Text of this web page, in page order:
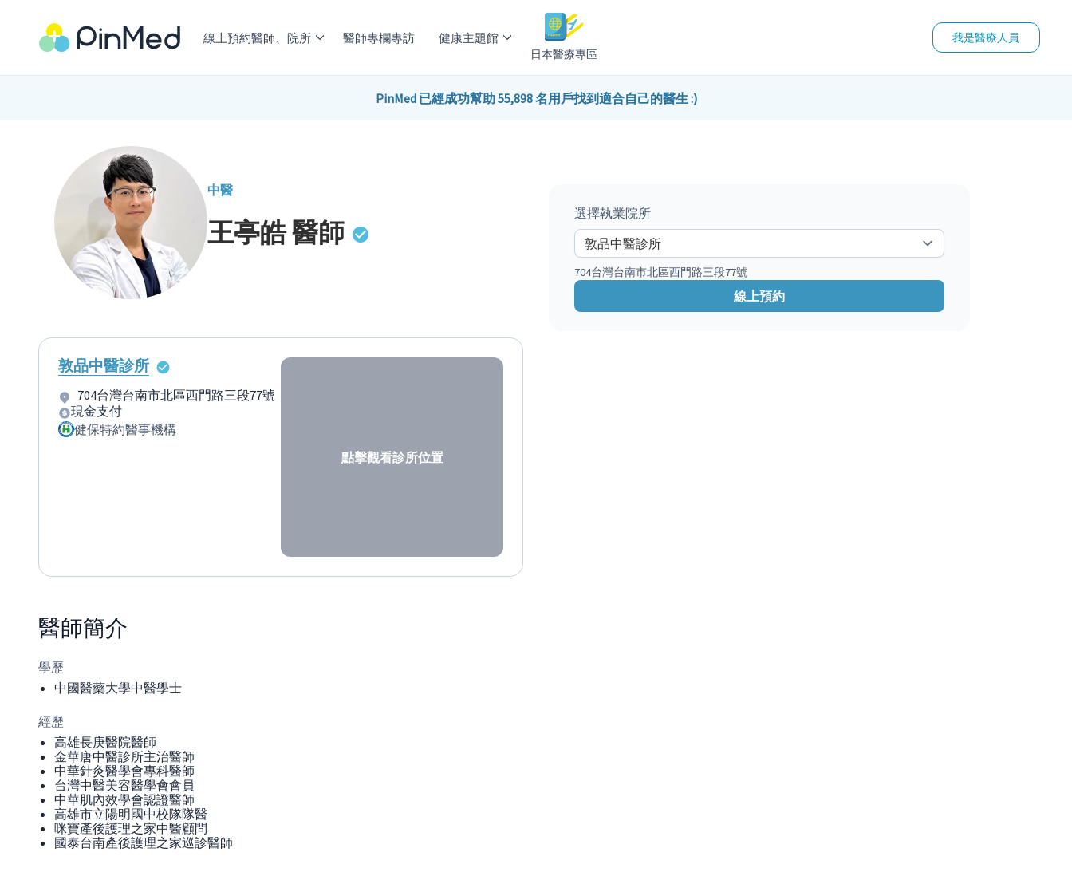
線上預約醫師、院所 醫師專欄專訪 健康主題館
日本醫療專區
我是醫療人員
PinMed 已經成功幫助 55,898 名用戶找到適合自己的醫生 :)
中醫
王亭皓醫師
敦品中醫診所
704台灣台南市北區西門路三段77號
現金支付
健保特約醫事機構
點擊觀看診所位置
醫師簡介
學歷
中國醫藥大學中醫學士
經歷
高雄長庚醫院醫師
金華唐中醫診所主治醫師
中華針灸醫學會專科醫師
台灣中醫美容醫學會會員
中華肌內效學會認證醫師
高雄市立陽明國中校隊隊醫
咪寶產後護理之家中醫顧問
國泰台南產後護理之家巡診醫師
選擇執業院所
704台灣台南市北區西門路三段77號
線上預約